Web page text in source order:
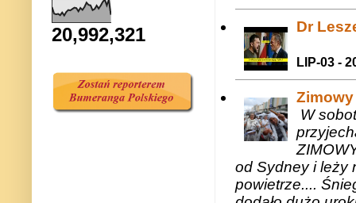
Dr
LIP-03 -
W
od Sydney i leży
powietrze....
20,992,321